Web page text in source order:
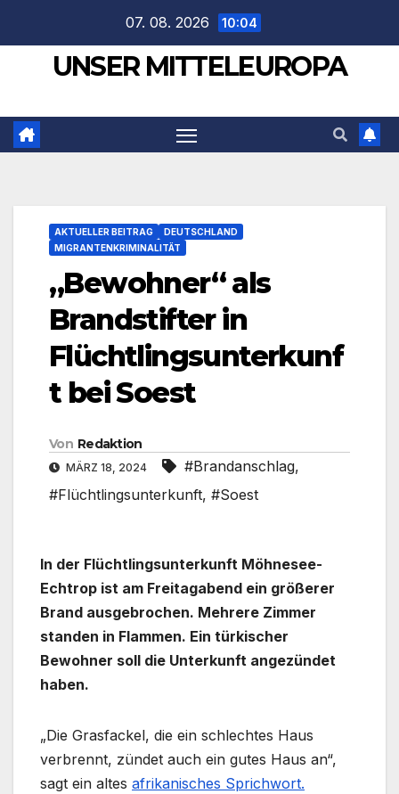
springen
07. 08. 2026 10:04
UNSER MITTELEUROPA
AKTUELLER BEITRAG
DEUTSCHLAND
MIGRANTENKRIMINALITÄT
„Bewohner“ als
Brandstifter in
Flüchtlingsunterkunf
t bei Soest
Von Redaktion
MÄRZ 18, 2024 #Brandanschlag,
#Flüchtlingsunterkunft, #Soest
In der Flüchtlingsunterkunft Möhnesee-
Echtrop ist am Freitagabend ein größerer
Brand ausgebrochen. Mehrere Zimmer
standen in Flammen. Ein türkischer
Bewohner soll die Unterkunft angezündet
haben.
„Die Grasfackel, die ein schlechtes Haus
verbrennt, zündet auch ein gutes Haus an“,
sagt ein altes afrikanisches Sprichwort.